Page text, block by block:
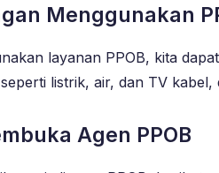
Menggunakan
layanan PPOB, kita
listrik, air, dan TV
Agen PPOB